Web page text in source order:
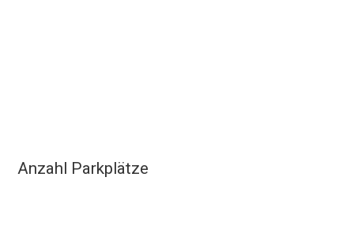
Anzahl Parkplätze